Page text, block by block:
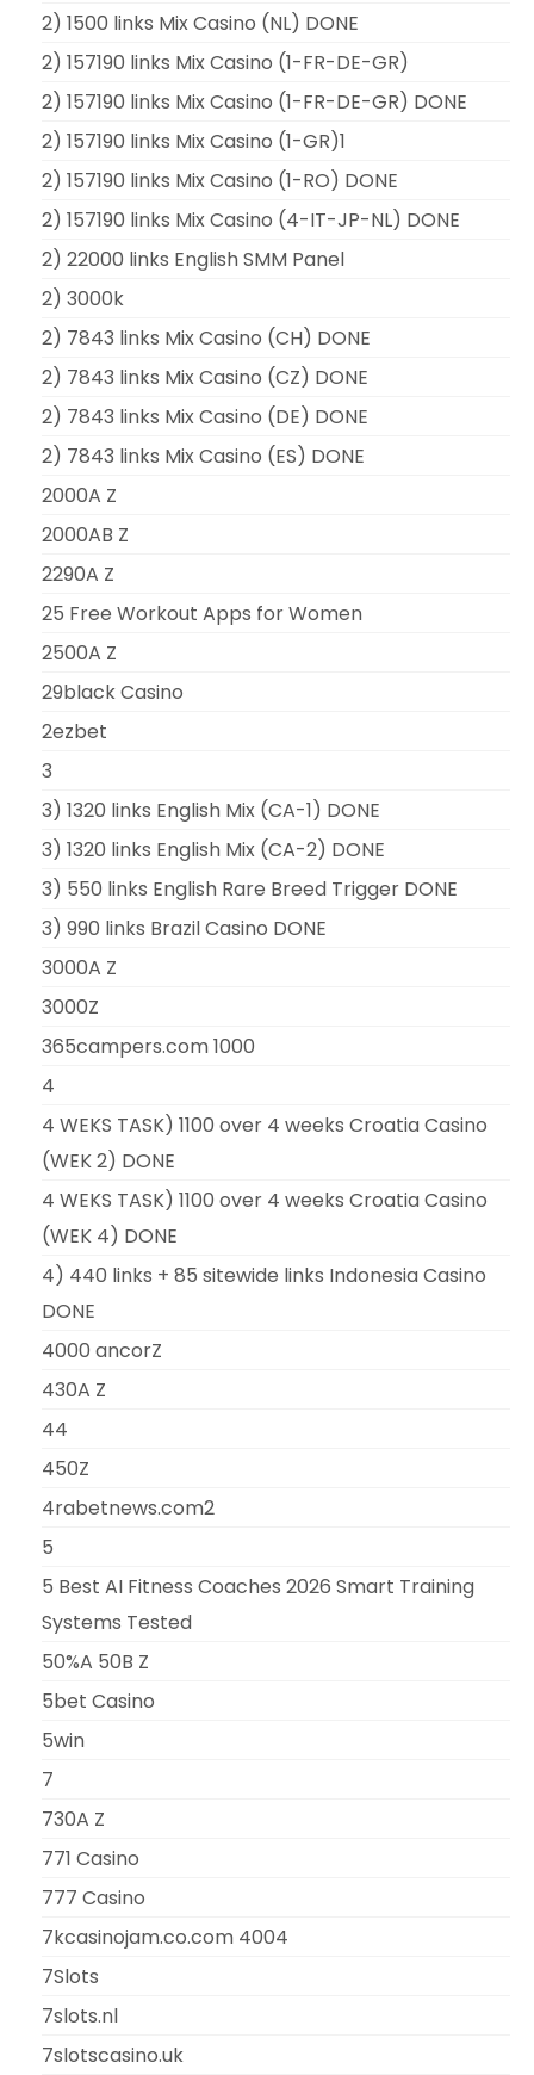
2) 1500 links Mix Casino (NL) DONE
2) 157190 links Mix Casino (1-FR-DE-GR)
2) 157190 links Mix Casino (1-FR-DE-GR) DONE
2) 157190 links Mix Casino (1-GR)1
2) 157190 links Mix Casino (1-RO) DONE
2) 157190 links Mix Casino (4-IT-JP-NL) DONE
2) 22000 links English SMM Panel
2) 3000k
2) 7843 links Mix Casino (CH) DONE
2) 7843 links Mix Casino (CZ) DONE
2) 7843 links Mix Casino (DE) DONE
2) 7843 links Mix Casino (ES) DONE
2000A Z
2000AB Z
2290A Z
25 Free Workout Apps for Women
2500A Z
29black Casino
2ezbet
3
3) 1320 links English Mix (CA-1) DONE
3) 1320 links English Mix (CA-2) DONE
3) 550 links English Rare Breed Trigger DONE
3) 990 links Brazil Casino DONE
3000A Z
3000Z
365campers.com 1000
4
4 WEKS TASK) 1100 over 4 weeks Croatia Casino
(WEK 2) DONE
4 WEKS TASK) 1100 over 4 weeks Croatia Casino
(WEK 4) DONE
4) 440 links + 85 sitewide links Indonesia Casino
DONE
4000 ancorZ
430A Z
44
450Z
4rabetnews.com2
5
5 Best AI Fitness Coaches 2026 Smart Training
Systems Tested
50%A 50B Z
5bet Casino
5win
7
730A Z
771 Casino
777 Casino
7kcasinojam.co.com 4004
7Slots
7slots.nl
7slotscasino.uk